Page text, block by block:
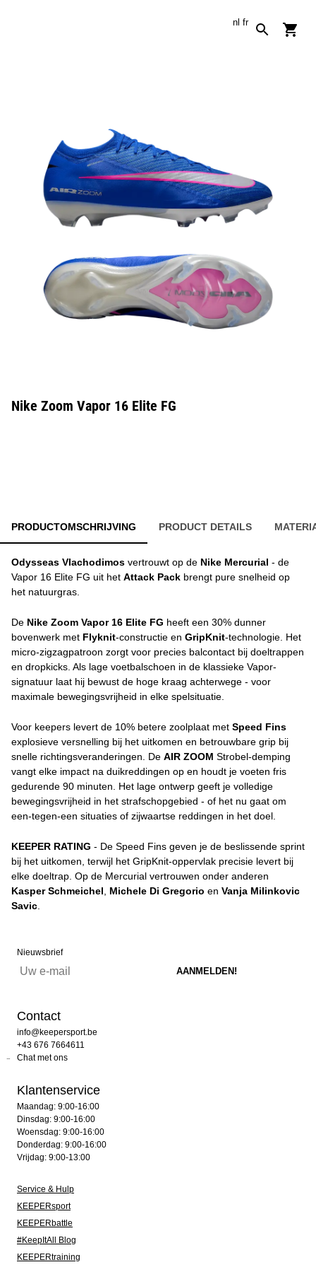
nl fr
Nike Zoom Vapor 16 Elite FG
PRODUCTOMSCHRIJVING PRODUCT DETAILS
Odysseas Vlachodimos vertrouwt op de Nike Mercurial - de
Vapor 16 Elite FG uit het Attack Pack brengt pure snelheid op
het natuurgras.
De Nike Zoom Vapor 16 Elite FG heeft een 30% dunner
bovenwerk met Flyknit-constructie en GripKnit-technologie. Het
micro-zigzagpatroon zorgt voor precies balcontact bij doeltrappen
en dropkicks. Als lage voetbalschoen in de klassieke Vapor-
signatuur laat hij bewust de hoge kraag achterwege - voor
maximale bewegingsvrijheid in elke spelsituatie.
Voor keepers levert de 10% betere zoolplaat met Speed Fins
explosieve versnelling bij het uitkomen en betrouwbare grip bij
snelle richtingsveranderingen. De AIR ZOOM Strobel-demping
vangt elke impact na duikreddingen op en houdt je voeten fris
gedurende 90 minuten. Het lage ontwerp geeft je volledige
bewegingsvrijheid in het strafschopgebied - of het nu gaat om
een-tegen-een situaties of zijwaartse reddingen in het doel.
KEEPER RATING - De Speed Fins geven je de beslissende sprint
bij het uitkomen, terwijl het GripKnit-oppervlak precisie levert bij
elke doeltrap. Op de Mercurial vertrouwen onder anderen
Kasper Schmeichel
Michele Di Gregorio en Vanja Milinkovic
Savic
Nieuwsbrief
Contact
info@keepersport.be
+43 676 7664611
Chat met ons
Klantenservice
Maandag: 9:00-16:00
Dinsdag: 9:00-16:00
Woensdag: 9:00-16:00
Donderdag: 9:00-16:00
Vrijdag: 9:00-13:00
Service & Hulp
KEEPERsport
KEEPERbattle
#KeepItAll Blog
KEEPERtraining